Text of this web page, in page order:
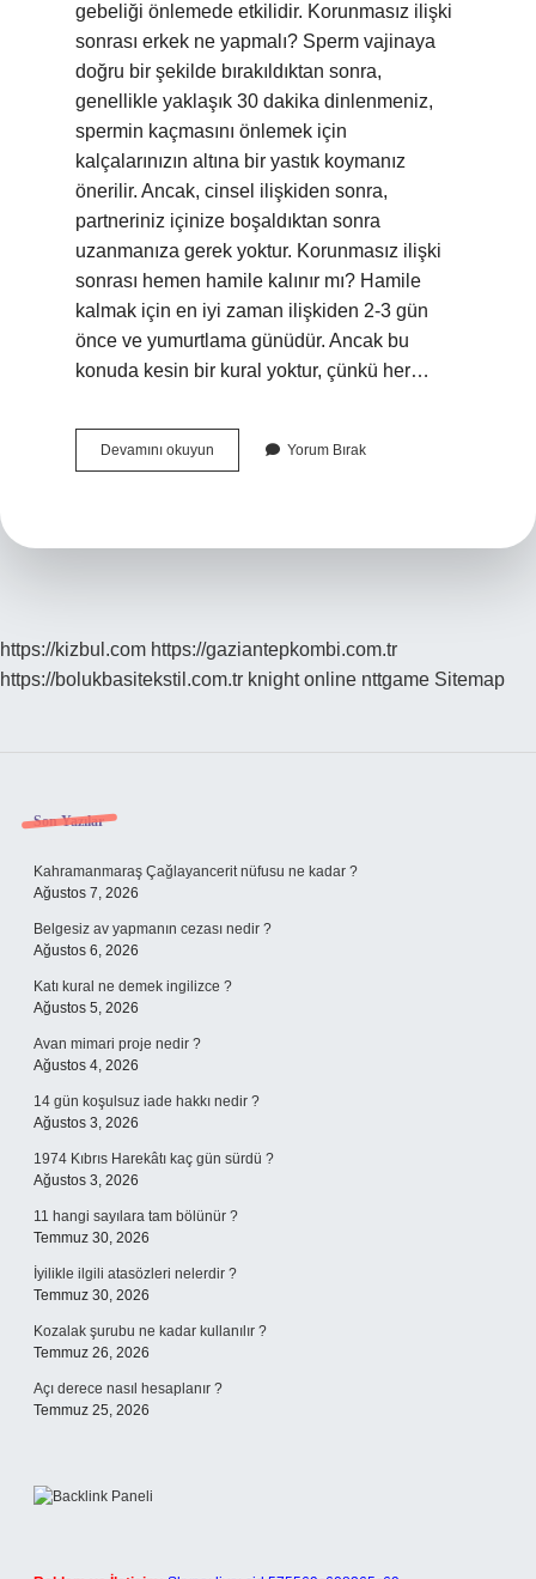
gebeliği önlemede etkilidir. Korunmasız ilişki
sonrası erkek ne yapmalı? Sperm vajinaya
doğru bir şekilde bırakıldıktan sonra,
genellikle yaklaşık 30 dakika dinlenmeniz,
spermin kaçmasını önlemek için
kalçalarınızın altına bir yastık koymanız
önerilir. Ancak, cinsel ilişkiden sonra,
partneriniz içinize boşaldıktan sonra
uzanmanıza gerek yoktur. Korunmasız ilişki
sonrası hemen hamile kalınır mı? Hamile
kalmak için en iyi zaman ilişkiden 2-3 gün
önce ve yumurtlama günüdür. Ancak bu
konuda kesin bir kural yoktur, çünkü her…
Devamını okuyun Korunmasız
Ilişkiden
Yorum Bırak
https://kizbul.com https://gaziantepkombi.com.tr
https://bolukbasitekstil.com.tr knight online nttgame Sitemap
Sidebar
Son Yazılar
Kahramanmaraş Çağlayancerit nüfusu ne kadar ?
Ağustos 7, 2026
Belgesiz av yapmanın cezası nedir ?
Ağustos 6, 2026
Katı kural ne demek ingilizce ?
Ağustos 5, 2026
Avan mimari proje nedir ?
Ağustos 4, 2026
14 gün koşulsuz iade hakkı nedir ?
Ağustos 3, 2026
1974 Kıbrıs Harekâtı kaç gün sürdü ?
Ağustos 3, 2026
11 hangi sayılara tam bölünür ?
Temmuz 30, 2026
İyilikle ilgili atasözleri nelerdir ?
Temmuz 30, 2026
Kozalak şurubu ne kadar kullanılır ?
Temmuz 26, 2026
Açı derece nasıl hesaplanır ?
Temmuz 25, 2026